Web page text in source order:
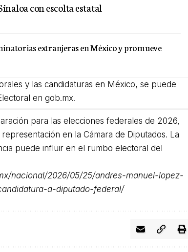
con escolta estatal
extranjeras en México y promueve
y las candidaturas en México, se puede
engob.mx.
para las elecciones federales de 2026,
en la Cámara de Diputados. La
puede influir en el rumbo electoral del
nacional/2026/05/25/andres-manuel-lopez-
a-diputado-federal/